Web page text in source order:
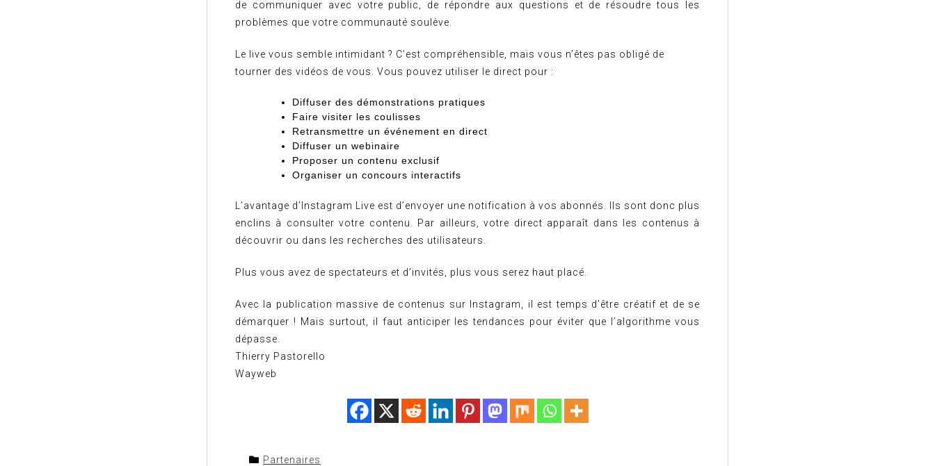
de communiquer avec votre public, de répondre aux questions et de résoudre tous les
problèmes que votre communauté soulève.
Le live vous semble intimidant ? C’est compréhensible, mais vous n’êtes pas obligé de
tourner des vidéos de vous. Vous pouvez utiliser le direct pour :
Diffuser des démonstrations pratiques
Faire visiter les coulisses
Retransmettre un événement en direct
Diffuser un webinaire
Proposer un contenu exclusif
Organiser un concours interactifs
L’avantage d’Instagram Live est d’envoyer une notification à vos abonnés. Ils sont donc plus
enclins à consulter votre contenu. Par ailleurs, votre direct apparaît dans les contenus à
découvrir ou dans les recherches des utilisateurs.
Plus vous avez de spectateurs et d’invités, plus vous serez haut placé.
Avec la publication massive de contenus sur Instagram, il est temps d’être créatif et de se
démarquer ! Mais surtout, il faut anticiper les tendances pour éviter que l’algorithme vous
dépasse.
Thierry Pastorello
Wayweb
Partenaires